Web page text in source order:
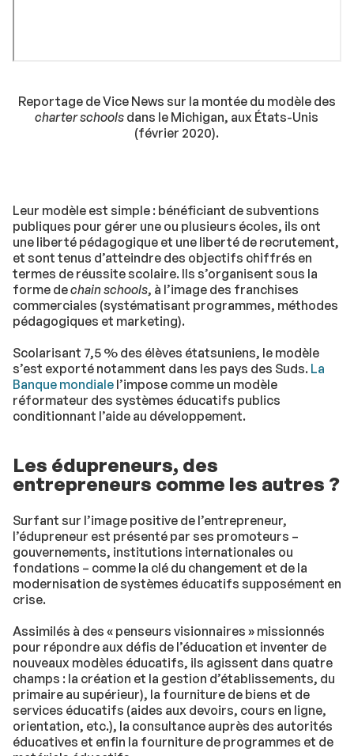
Reportage de Vice News sur la montée du modèle des
charter schools dans le Michigan, aux États-Unis
(février 2020).
Leur modèle est simple : bénéficiant de subventions
publiques pour gérer une ou plusieurs écoles, ils ont
une liberté pédagogique et une liberté de recrutement,
et sont tenus d’atteindre des objectifs chiffrés en
termes de réussite scolaire. Ils s’organisent sous la
forme dechain schools, à l’image des franchises
commerciales (systématisant programmes, méthodes
pédagogiques et marketing).
Scolarisant 7,5 % des élèves étatsuniens, le modèle
s’est exporté notamment dans les pays des Suds. La
Banque mondiale l’impose comme un modèle
réformateur des systèmes éducatifs publics
conditionnant l’aide au développement.
Les édupreneurs, des
entrepreneurs comme les autres ?
Surfant sur l’image positive de l’entrepreneur,
l’édupreneur est présenté par ses promoteurs –
gouvernements, institutions internationales ou
fondations – comme la clé du changement et de la
modernisation de systèmes éducatifs supposément en
crise.
Assimilés à des « penseurs visionnaires » missionnés
pour répondre aux défis de l’éducation et inventer de
nouveaux modèles éducatifs, ils agissent dans quatre
champs : la création et la gestion d’établissements, du
primaire au supérieur), la fourniture de biens et de
services éducatifs (aides aux devoirs, cours en ligne,
orientation, etc.), la consultance auprès des autorités
éducatives et enfin la fourniture de programmes et de